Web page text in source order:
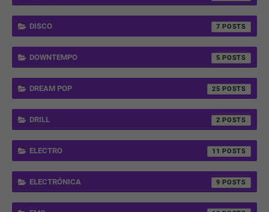
DISCO 7
DOWNTEMPO 5
DREAM POP 25
DRILL 2
ELECTRO 11
ELECTRÓNICA 9